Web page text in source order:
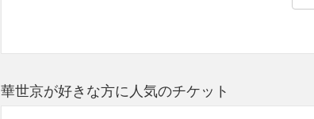
華世京が好きな方に人気のチケット